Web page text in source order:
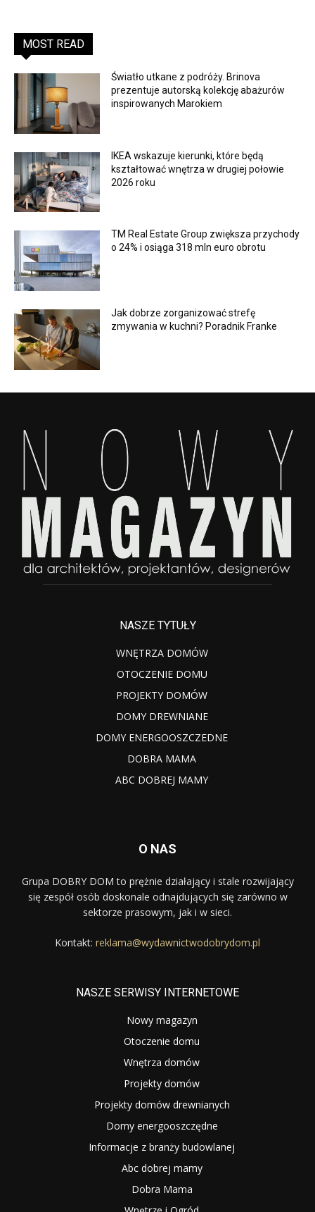
MOST READ
Światło utkane z podróży. Brinova
prezentuje autorską kolekcję abażurów
inspirowanych Marokiem
IKEA wskazuje kierunki, które będą
kształtować wnętrza w drugiej połowie
2026 roku
TM Real Estate Group zwiększa przychody
o 24% i osiąga 318 mln euro obrotu
Jak dobrze zorganizować strefę
zmywania w kuchni? Poradnik Franke
NASZE TYTUŁY
WNĘTRZA DOMÓW
OTOCZENIE DOMU
PROJEKTY DOMÓW
DOMY DREWNIANE
DOMY ENERGOOSZCZEDNE
DOBRA MAMA
ABC DOBREJ MAMY
O NAS
Grupa DOBRY DOM to prężnie działający i stale rozwijający
się zespół osób doskonale odnajdujących się zarówno w
sektorze prasowym, jak i w sieci.
Kontakt: reklama@wydawnictwodobrydom.pl
NASZE SERWISY INTERNETOWE
Nowy magazyn
Otoczenie domu
Wnętrza domów
Projekty domów
Projekty domów drewnianych
Domy energooszczędne
Informacje z branży budowlanej
Abc dobrej mamy
Dobra Mama